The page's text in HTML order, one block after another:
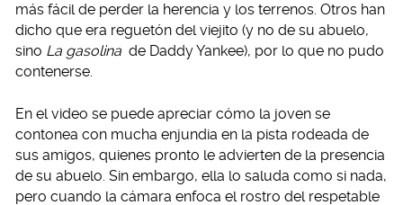
más fácil de perder la herencia y los terrenos. Otros han
dicho que era reguetón del viejito (y no de su abuelo,
sino La gasolina de Daddy Yankee), por lo que no pudo
contenerse.
En el video se puede apreciar cómo la joven se
contonea con mucha enjundia en la pista rodeada de
sus amigos, quienes pronto le advierten de la presencia
de su abuelo. Sin embargo, ella lo saluda como si nada,
pero cuando la cámara enfoca el rostro del respetable